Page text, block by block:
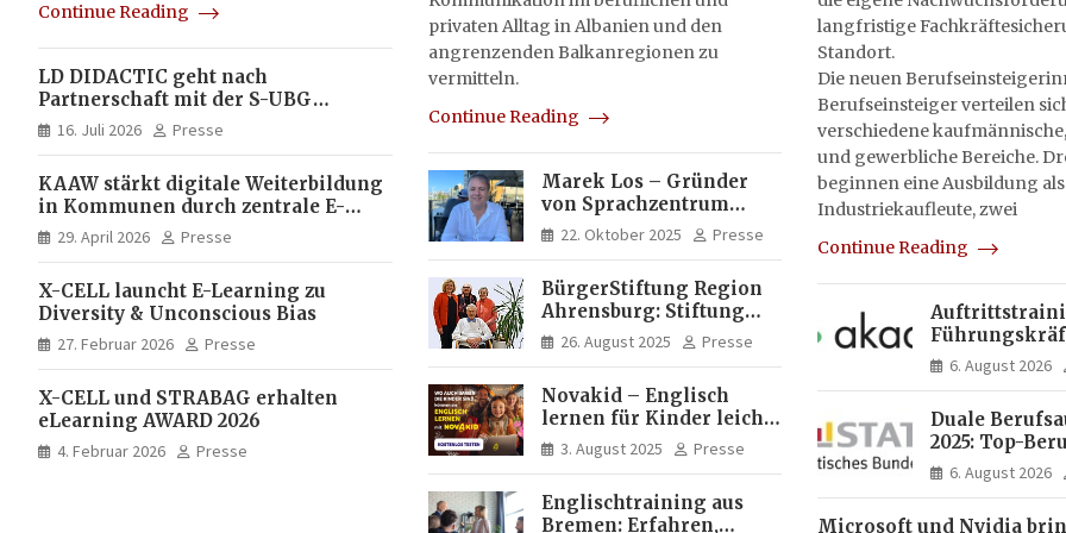
Continue Reading
LD DIDACTIC geht nach
Partnerschaft mit der S-UBG
vollständig in Unternehmerhand
16. Juli 2026 Presse
KAAW stärkt digitale Weiterbildung
in Kommunen durch zentrale E-
Learning Plattform von X-CELL
29. April 2026 Presse
X-CELL launcht E-Learning zu
Diversity & Unconscious Bias
27. Februar 2026 Presse
X-CELL und STRABAG erhalten
eLearning AWARD 2026
4. Februar 2026 Presse
privaten Alltag in Albanien und den
angrenzenden Balkanregionen zu
vermitteln.
Continue Reading
Marek Los – Gründer
von Sprachzentrum
Moose, Moose Casa
Italia und Apartamento
Experte für Bildung und
Investitionen in
Brasilien
22. Oktober 2025 Presse
BürgerStiftung Region
Ahrensburg: Stiftung
Dietrich+Gudrun Maaß
fördert
Frauen
26. August 2025 Presse
Novakid – Englisch
lernen für Kinder leicht
gemacht
3. August 2025 Presse
Englischtraining aus
Bremen: Erfahren,
langfristige
Standort.
Die neuen
Berufseinsteiger verteilen
verschiedene
und gewerbliche Bereiche.
beginnen eine Ausbildung als
Industriekaufleute, zwei
Continue Reading
Akademie
6. August 2026
Duale
2025: Top-
Männern
6. August 2026
Microsoft und Nvidia